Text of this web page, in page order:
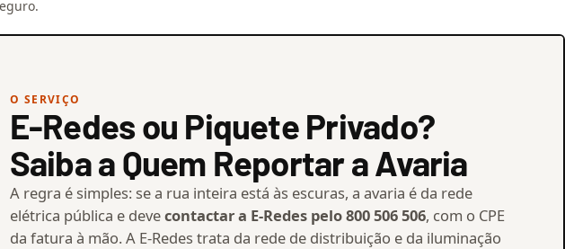
O SERVIÇO
E-Redes ou Piquete Privado?
Saiba a Quem Reportar a Avaria
A regra é simples: se a rua inteira está às escuras, a avaria é da rede
elétrica pública e devecontactar a E-Redes pelo 800 506 506, com o CPE
da fatura à mão. A E-Redes trata da rede de distribuição e da iluminação